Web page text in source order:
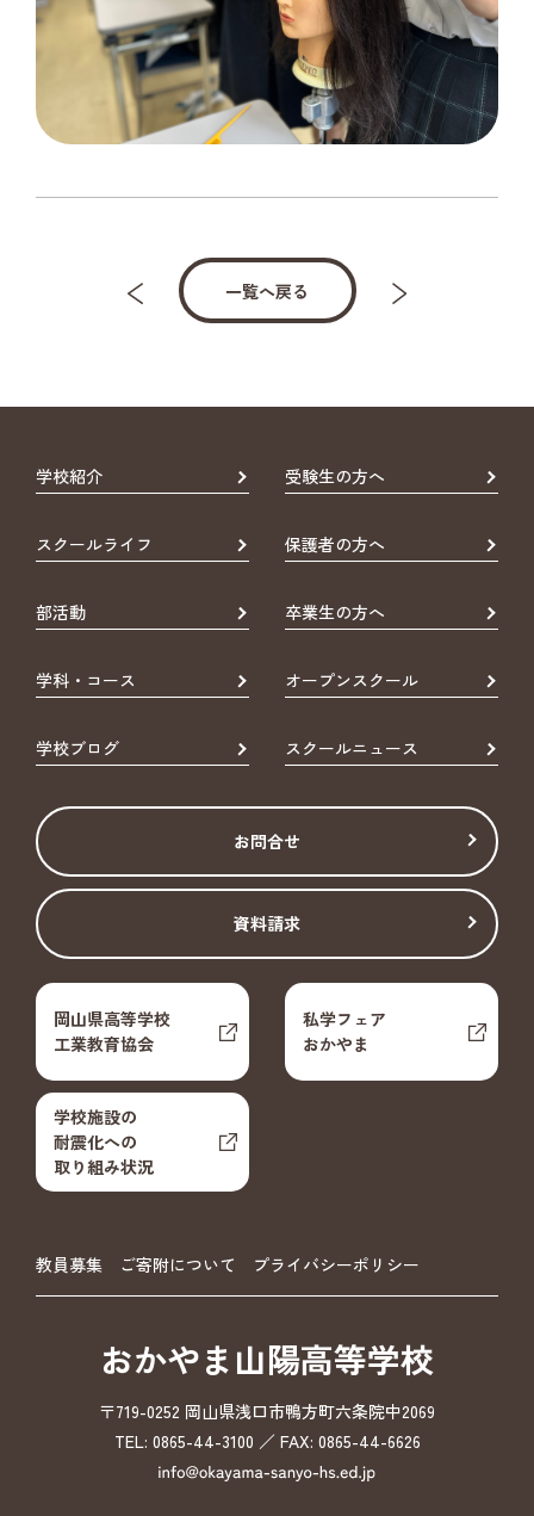
一覧へ戻る
学校紹介 受験生の方へ
スクールライフ 保護者の方へ
部活動 卒業生の方へ
学科・コース オープンスクール
学校ブログ スクールニュース
お問合せ
資料請求
岡山県高等学校
工業教育協会
私学フェア
おかやま
学校施設の
耐震化への
取り組み状況
教員募集 ご寄附について プライバシーポリシー
おかやま山陽高等学校
〒719-0252 岡山県浅口市鴨方町六条院中2069
TEL: 0865-44-3100 ／ FAX: 0865-44-6626